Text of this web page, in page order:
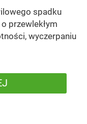
spadku
przewlekłym
wyczerpaniu